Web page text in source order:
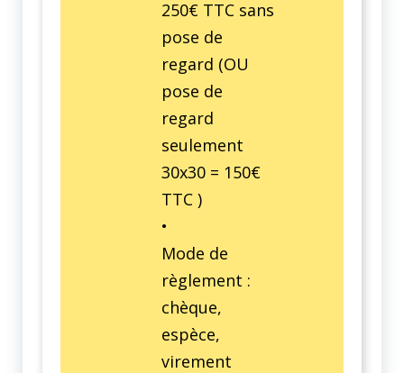
250€ TTC sans
pose de
regard (OU
pose de
regard
seulement
30x30 = 150€
TTC )
•
Mode de
règlement :
chèque,
espèce,
virement